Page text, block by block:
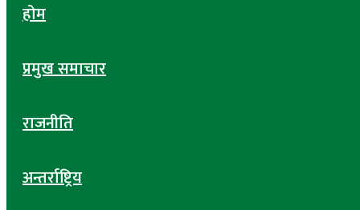
होम
प्रमुख समाचार
राजनीति
अन्तर्राष्ट्रिय